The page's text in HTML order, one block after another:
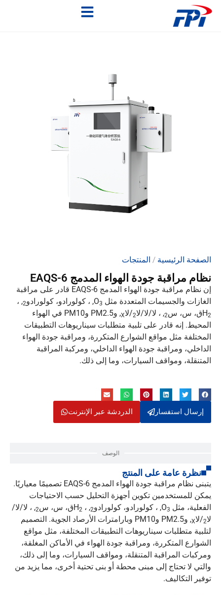
الصفحة الرئيسية / المنتجات
نظام مراقبة جودة الهواء المدمج EAQS-6
إن نظام مراقبة جودة الهواء المدمج EAQS-6 قادر على مراقبة
الغازات والجسيمات المتعددة مثل O 3 , ، كولورادو، كولورادو2, ،
H2 ق، س، س2, ، لا/لا/لا2/لاX
, وPM2.5 وPM10 في الهواء
المحيط. إنه قادر على تلبية متطلبات سيناريوهات التطبيقات
المختلفة مثل مواقع الشوارع المتكررة، ومراقبة جودة الهواء
الداخلي، ومراقبة جودة الهواء الداخلي، ومركبة المراقبة
المتنقلة، ومواقف السيارات، وما إلى ذلك.
إرسال استفسار الدردشة عبر الإنترنت
الوصف
نظرة عامة على المنتج
يتبنى نظام مراقبة جودة الهواء المدمج EAQS-6 تصميمًا معياريًا.
يمكن للمستخدمين تكوين أجهزة التحليل حسب الاحتياجات
الفعلية، مثل O 3 , ، كولورادو، كولورادو2, ، H 2 ق، س، س2, ، لا/لا/
لا2/لاX
, وPM2.5 وPM10 وبارامترات الأرصاد الجوية. التصميم
لتلبية متطلبات سيناريوهات التطبيقات المختلفة، مثل مواقع
الشوارع المتكررة، ومراقبة جودة الهواء في الأماكن المغلقة،
ومركبات المراقبة المتنقلة، ومواقف السيارات، وما إلى ذلك،
والتي لا تحتاج إلى مبنى محطة أو بنى تحتية أخرى، مما يزيد من
توفير التكاليف.